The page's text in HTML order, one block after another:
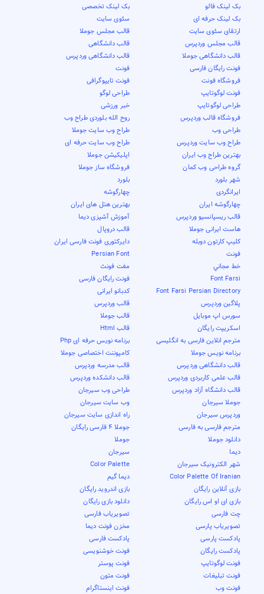
بک لینک فالو
بک لینک تخصصی
بک لینک حرفه ای
سئوی سایت
ارتقای سئوی سایت
قالب مجلس جوملا
قالب مجلس وردپرس
قالب دانشگاهی
قالب دانشگاهی جوملا
قالب دانشگاهی وردپرس
فونت رایگان فارسی
فونت
فروشگاه فونت
فونت تایپوگرافی
فونت لوگوتایپ
طراحی لوگو
طراحی لوگوتایپ
خبر ورزشی
فروشگاه قالب وردپرس
روح الله بلوردی طراح وب
طراحی وب
طراح وب سایت جوملا
طراح وب سایت وردپرس
طراح وب سایت حرفه ای
بهترین طراح وب ایران
اپلیکیشن جوملا
گروه طراحی وب کمان
فروشگاه ساز جوملا
شهر بلورد
بلورد
ایرانگردی
چهارگوشه
چهارگوشه ایران
بهترین هتل های ایران
قالب ریسپانسیو وردپرس
آموزش آشپزی دیما
هاست ایرانی جوملا
قالب دروپال
کلیپ کارتون دوبله
دایرکتوری فونت فارسی ایران
فونت
Persian Font
خط مجاني
مفت فونٹ
Font Farsi
فونت رایگان فارسی
Font Farsi Persian Directory
کدبانو ایرانی
پلاگین وردپرس
قالب وردپرس
سورس اپ موبایل
قالب جوملا
اسکریپت رایگان
قالب Html
مترجم انلاین فارسی به انگلیسی
برنامه نویس حرفه ای Php
برنامه نویس جوملا
کامپوننت اختصاصی جوملا
قالب دانشگاهی وردپرس
قالب مدرسه وردپرس
قالب علمی کاربردی وردپرس
قالب دانشکده وردپرس
قالب دانشگاه آزاد وردپرس
طراحی وب سیرجان
جوملا سیرجان
وب سایت سیرجان
وردپرس سیرجان
راه اندازی سایت سیرجان
مترجم فارسی به فارسی
جوملا 4 فارسی رایگان
دانلود جوملا
جوملا
دیما
سیرجان
شهر الکترونیک سیرجان
Color Palette
Color Palette Of Iranian
دیما گیم
بازی آنلاین رایگان
بازی اندروید رایگان
بازی ای او اس رایگان
دانلود بازی رایگان
چت فارسی
تصویریاب فارسی
تصویریاب پارسی
مخزن فونت دیما
پادکست پارسی
پادکست فارسی
پادکست رایگان
فونت خوشنویسی
فونت لوگوتایپ
فونت پوستر
فونت تبلیغات
فونت متون
فونت وب
فونت اینستاگرام